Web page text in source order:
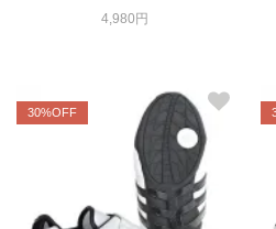
4,980円
30%OFF